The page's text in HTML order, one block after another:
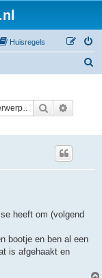
Huisregels
Zoek
heeft om (volgend
bootje en ben al een
is afgehaakt en